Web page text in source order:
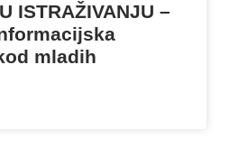
ISTRAŽIVANJU –
mladih